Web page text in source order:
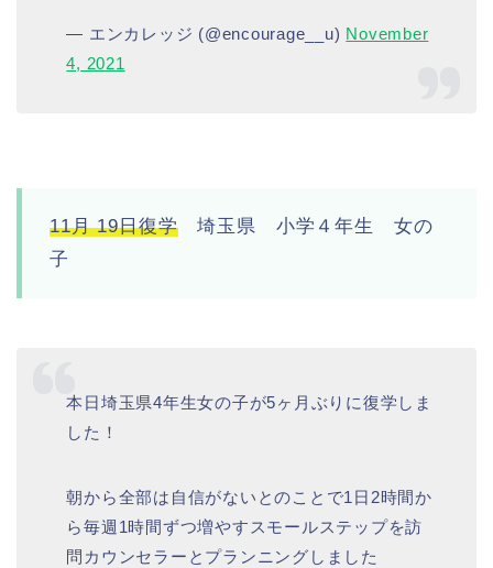
— エンカレッジ (@encourage__u) November
4, 2021
11月 19日復学埼玉県 小学４年生 女の
子
本日埼玉県4年生女の子が5ヶ月ぶりに復学しま
した！
朝から全部は自信がないとのことで1日2時間か
ら毎週1時間ずつ増やすスモールステップを訪
問カウンセラーとプランニングしました